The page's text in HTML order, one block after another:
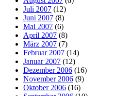
Juli 2007 (12)
Juni 2007 (8)
Mai 2007 (6)
April 2007 (8)
März 2007 (7)
Februar 2007 (14)
Januar 2007 (12)
Dezember 2006 (16)
November 2006 (9)
Oktober 2006 (16)